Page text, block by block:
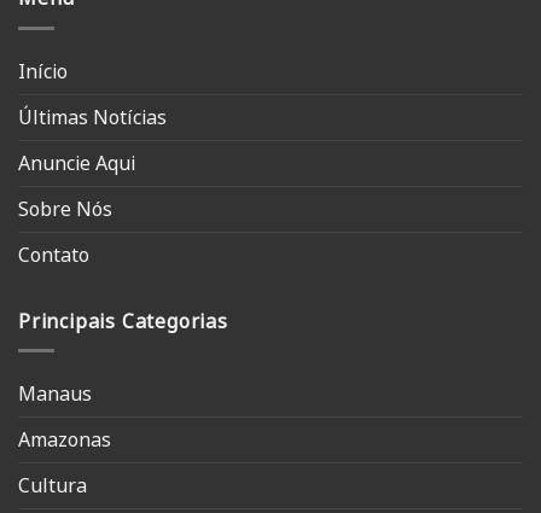
Início
Últimas Notícias
Anuncie Aqui
Sobre Nós
Contato
Principais Categorias
Manaus
Amazonas
Cultura